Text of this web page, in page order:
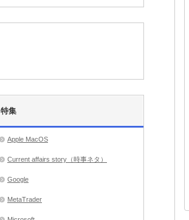
特集
Apple MacOS
Current affairs story（時事ネタ）
Google
MetaTrader